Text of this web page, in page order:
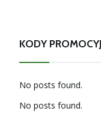
KODY
No posts found.
No posts found.